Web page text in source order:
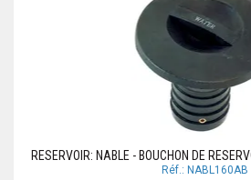
RESERVOIR: NABLE - BOUCHON DE
Réf.: NABL160AB